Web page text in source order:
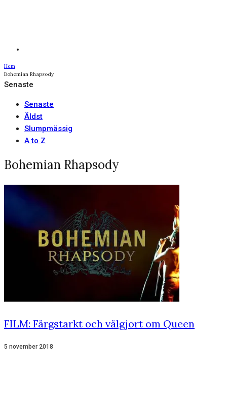
Hem
Bohemian Rhapsody
Senaste
Senaste
Äldst
Slumpmässig
A to Z
Bohemian Rhapsody
FILM: Färgstarkt och välgjort om Queen
5 november 2018